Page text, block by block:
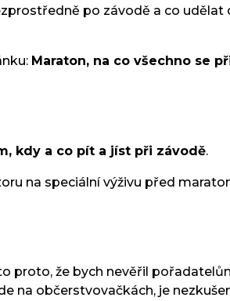
po závodě a co udělat
Maraton, na co všechno se
kdy a co pít a jíst při závodě.
na speciální výživu před
proto, že bych nevěřil
na občerstvovačkách, je